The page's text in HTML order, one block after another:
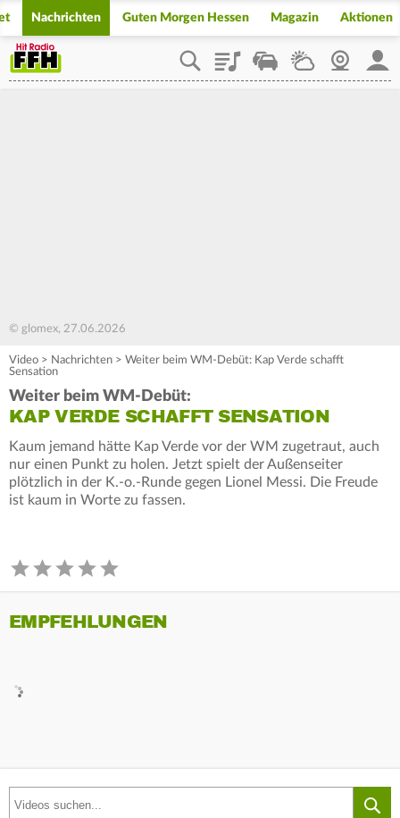
Nachrichten Guten Morgen Hessen Magazin Aktionen
PlaylistStaupilotWetterWebcam
© glomex, 27.06.2026
Video > Nachrichten > Weiter beim WM-Debüt: Kap Verde schafft
Sensation
Weiter beim WM-Debüt:
KAP VERDE SCHAFFT SENSATION
Kaum jemand hätte Kap Verde vor der WM zugetraut, auch
nur einen Punkt zu holen. Jetzt spielt der Außenseiter
plötzlich in der K.-o.-Runde gegen Lionel Messi. Die Freude
ist kaum in Worte zu fassen.
EMPFEHLUNGEN